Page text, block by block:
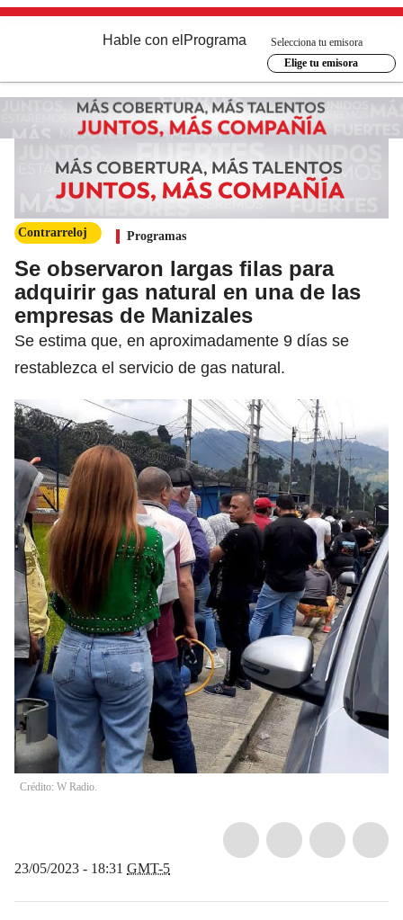
Hable con el Programa
Selecciona tu emisora
Elige tu emisora
Contrarreloj Programas
Se observaron largas filas para
adquirir gas natural en una de las
empresas de Manizales
Se estima que, en aproximadamente 9 días se
restablezca el servicio de gas natural.
Crédito: W Radio.
23/05/2023 - 18:31 GMT-5